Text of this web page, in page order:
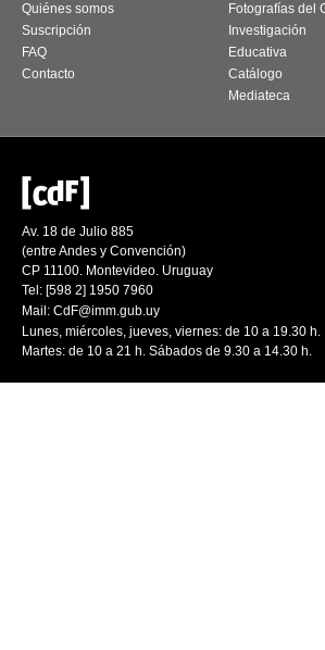
Quiénes somos
Suscripción
FAQ
Contacto
Fotografías del
Investigación
Educativa
Catálogo
Mediateca
Av. 18 de Julio 885
(entre Andes y Convención)
CP 11100. Montevideo. Uruguay
Tel: [598 2] 1950 7960
Mail: CdF@imm.gub.uy
Lunes, miércoles, jueves, viernes: de 10 a 19.30 h.
Martes: de 10 a 21 h. Sábados de 9.30 a 14.30 h.